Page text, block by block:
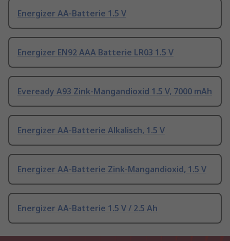
Energizer AA-Batterie 1.5 V
Energizer EN92 AAA Batterie LR03 1.5 V
Eveready A93 Zink-Mangandioxid 1.5 V, 7000 mAh
Energizer AA-Batterie Alkalisch, 1.5 V
Energizer AA-Batterie Zink-Mangandioxid, 1.5 V
Energizer AA-Batterie 1.5 V / 2.5 Ah